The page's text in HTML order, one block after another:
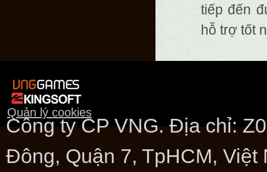
tiếp đến
hỗ trợ tốt
Công ty CP VNG. Địa chỉ:
Đông, Quận 7, TpHCM, Việt
Quản lý cookies